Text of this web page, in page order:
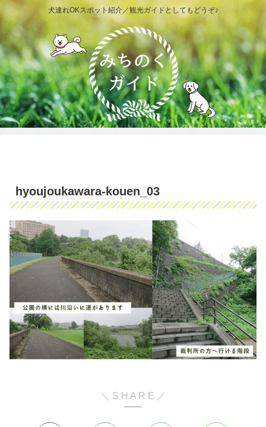
犬連れOKスポット紹介／観光ガイドとしてもどうぞ♪
hyoujoukawara-kouen_03
＼ S H A R E ／